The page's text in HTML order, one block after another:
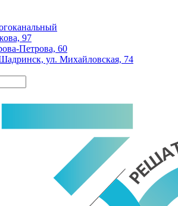
97
Петрова, 60
ул. Михайловская, 74